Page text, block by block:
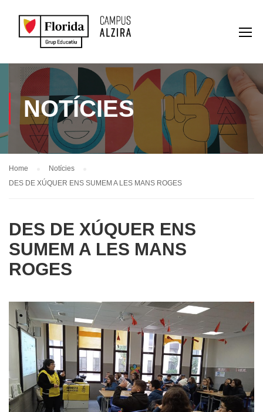
NOTÍCIES
Home
Notícies
DES DE XÚQUER ENS SUMEM A LES MANS ROGES
DES DE XÚQUER ENS
SUMEM A LES MANS
ROGES